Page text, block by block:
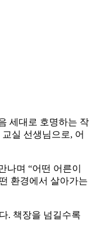
세대로 호명하는 작
실 선생님으로, 어
며 “어떤 어른이
환경에서 살아가는
. 책장을 넘길수록